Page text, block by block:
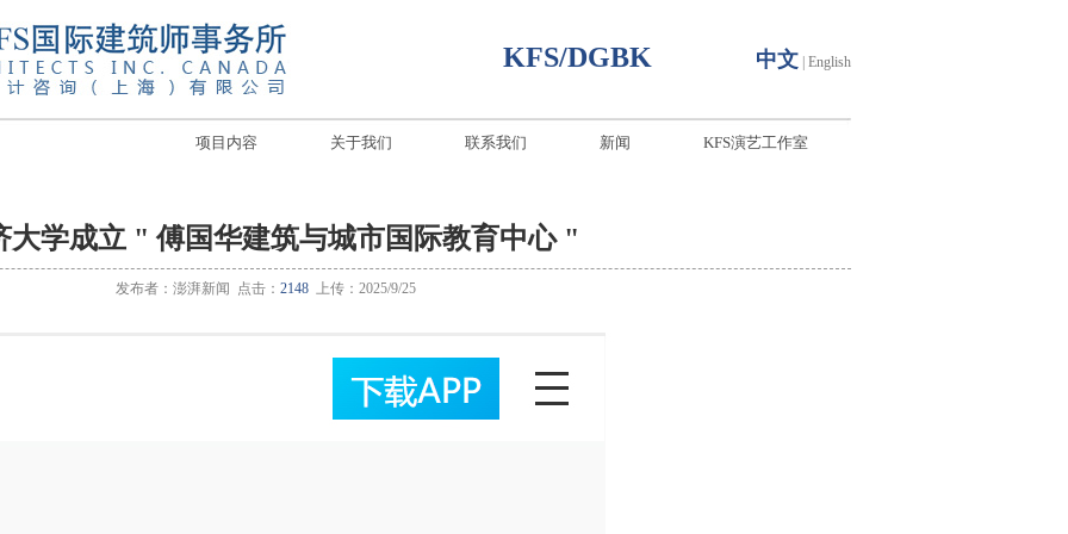
KFS/DGBK 中文 English
项目内容 关于我们 联系我们 新闻 KFS演艺工作室
大学成立 " 傅国华建筑与城市国际教育中心 "
发布者：澎湃新闻 点击： 2148上传：2025/9/25